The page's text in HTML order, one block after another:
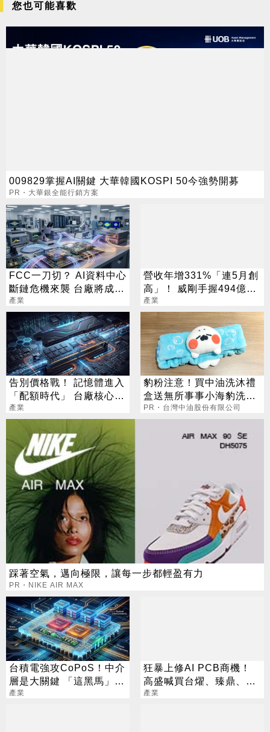
您也可能喜歡
009829掌握AI關鍵 大華韓國KOSPI 50今強勢開募
PR・大華銀全能行銷方案
FCC一刀切？ AI資料中心
斷鏈危機來襲 台廠將成關
鍵解方
產業
營收年增331%「連5月創
高」！ 威剛手握494億庫
存：明年會更缺
產業
告別價格戰！ 記憶體進入
「配額時代」 台廠核心指
標一次看
產業
豹粉注意！買中油洗沐禮
盒送無所事事小海豹洗臉
髮帶
PR・台灣中油股份有限公司
踩著空氣，邁向極限，讓每一步都輕盈有力
PR・NIKE AIR MAX
台積電強攻CoPoS！中介
層是大關鍵 「這黑馬」連
拉3漲停
產業
狂暴上修AI PCB商機！
高盛喊買台燿、臻鼎、台
產業